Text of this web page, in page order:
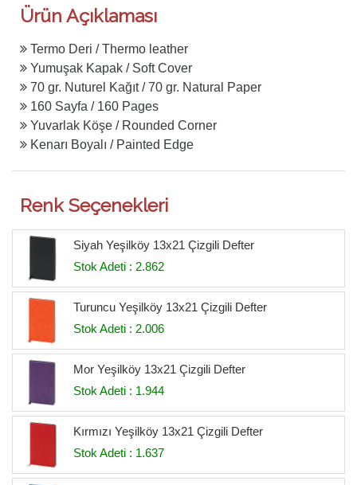
Ürün Açıklaması
Termo Deri / Thermo leather
Yumuşak Kapak / Soft Cover
70 gr. Nuturel Kağıt / 70 gr. Natural Paper
160 Sayfa / 160 Pages
Yuvarlak Köşe / Rounded Corner
Kenarı Boyalı / Painted Edge
Renk Seçenekleri
Siyah Yeşilköy 13x21 Çizgili Defter
Stok Adeti : 2.862
Turuncu Yeşilköy 13x21 Çizgili Defter
Stok Adeti : 2.006
Mor Yeşilköy 13x21 Çizgili Defter
Stok Adeti : 1.944
Kırmızı Yeşilköy 13x21 Çizgili Defter
Stok Adeti : 1.637